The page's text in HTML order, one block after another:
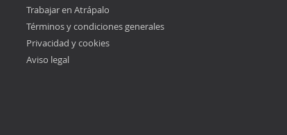
Trabajar en Atrápalo
Términos y condiciones generales
Privacidad y cookies
Aviso legal